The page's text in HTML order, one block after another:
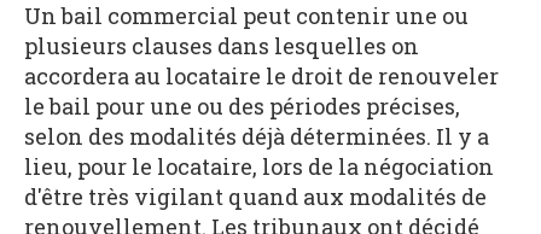
Un bail commercial peut contenir une ou
plusieurs clauses dans lesquelles on
accordera au locataire le droit de renouveler
le bail pour une ou des périodes précises,
selon des modalités déjà déterminées. Il y a
lieu, pour le locataire, lors de la négociation
d'être très vigilant quand aux modalités de
renouvellement. Les tribunaux ont décidé